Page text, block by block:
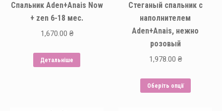
Спальник Aden+Anais Now
+ zen 6-18 мес.
1,670.00 ₴
Детальніше
Стеганый спальник с
наполнителем
Aden+Anais, нежно
розовый
1,978.00 ₴
Оберіть опції